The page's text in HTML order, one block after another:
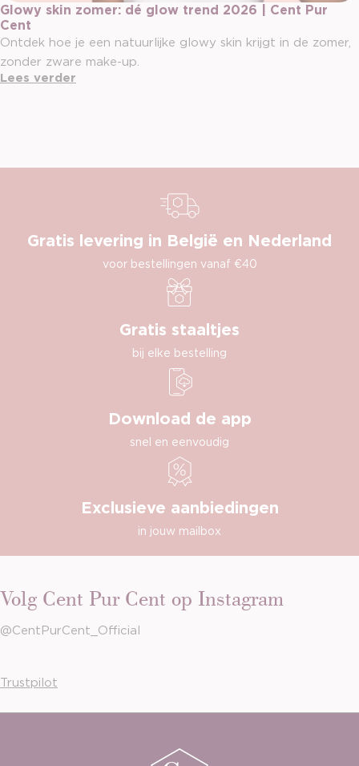
Glowy skin zomer: dé glow trend 2026 | Cent Pur
Cent
Ontdek hoe je een natuurlijke glowy skin krijgt in de zomer,
zonder zware make-up.
Lees verder
Gratis levering in België en Nederland
voor bestellingen vanaf €40
Gratis staaltjes
bij elke bestelling
Download de app
snel en eenvoudig
Exclusieve aanbiedingen
in jouw mailbox
Volg Cent Pur Cent op Instagram
@CentPurCent_Official
Trustpilot